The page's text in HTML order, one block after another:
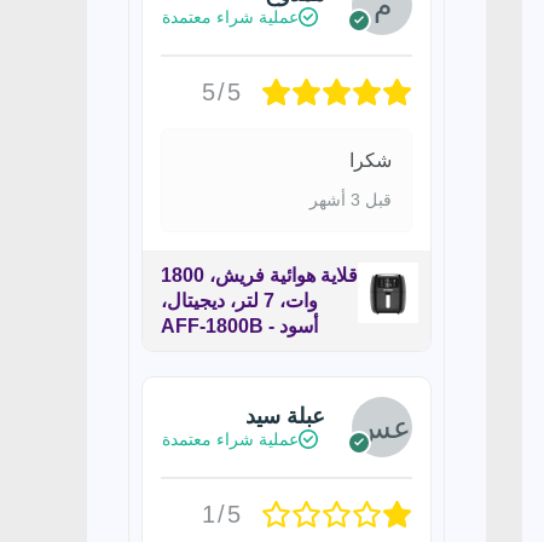
عملية شراء معتمدة
5/5
شكرا
قبل 3 أشهر
قلاية هوائية فريش، 1800
وات، 7 لتر، ديجيتال،
أسود - AFF-1800B
عبلة سيد
عملية شراء معتمدة
1/5